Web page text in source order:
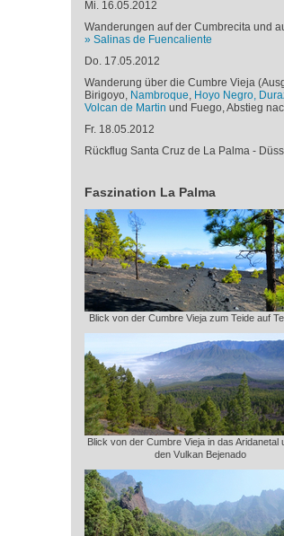
Mi. 16.05.2012
Wanderungen auf der Cumbrecita und
Salinas de Fuencaliente
Do. 17.05.2012
Wanderung über die Cumbre Vieja
Birigoyo,Nambroque, Hoyo Negro,
Volcan de Martin und Fuego, Abstieg
Fr. 18.05.2012
Rückflug Santa Cruz de La Palma -
Faszination La Palma
Blick von der Cumbre Vieja zum Teide auf
Blick von der Cumbre Vieja in das Aridanetal
den Vulkan Bejenado